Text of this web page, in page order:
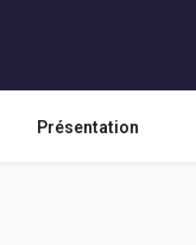
Présentation